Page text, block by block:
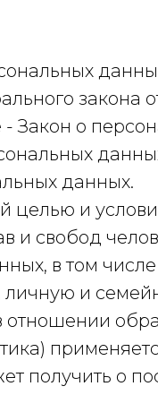
закона
Закон о
данных.
целью и
и свобод
в том
личную и
отношении
получить о